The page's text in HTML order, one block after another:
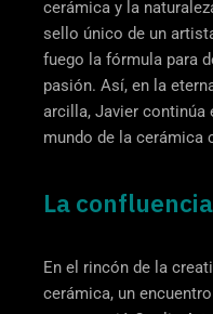
cerámica y la
sello único de un
fuego la fórmula para
pasión. Así, en la
arcilla, Javier continúa
mundo de la cerámica
La confluencia
En el rincón de la
cerámica, un